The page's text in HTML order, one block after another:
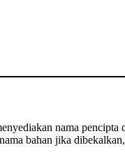
nama pencipta
bahan jika